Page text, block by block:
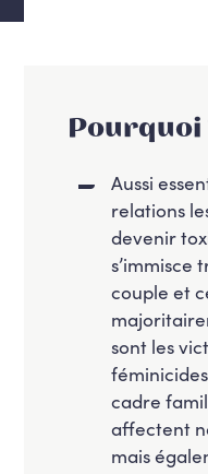
Pourquoi
Aussi
relations
devenir
s’immisce
couple et
sont les
cadre
affectent
mais